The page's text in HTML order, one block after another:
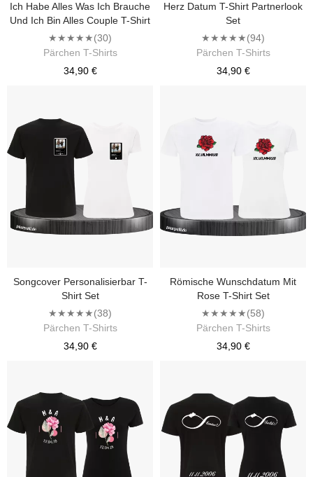
Ich Habe Alles Was Ich Brauche
Und Ich Bin Alles Couple T-Shirt
★★★★★(30)
Pärchen T-Shirts
34,90 €
Herz Datum T-Shirt Partnerlook
Set
★★★★★(94)
Pärchen T-Shirts
34,90 €
Songcover Personalisierbar T-
Shirt Set
★★★★★(38)
Pärchen T-Shirts
34,90 €
Römische Wunschdatum Mit
Rose T-Shirt Set
★★★★★(58)
Pärchen T-Shirts
34,90 €